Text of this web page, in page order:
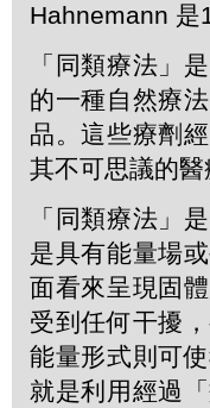
Hahnemann 是
「同類療法」
的一種自然療
品。這些療劑
其不可思議的醫
「同類療法」
是具有能量場
面看來呈現固
受到任何干擾
能量形式則可
就是利用經過